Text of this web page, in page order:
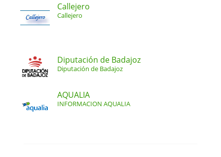
Callejero
Callejero
Diputación de Badajoz
Diputación de Badajoz
AQUALIA
INFORMACION AQUALIA